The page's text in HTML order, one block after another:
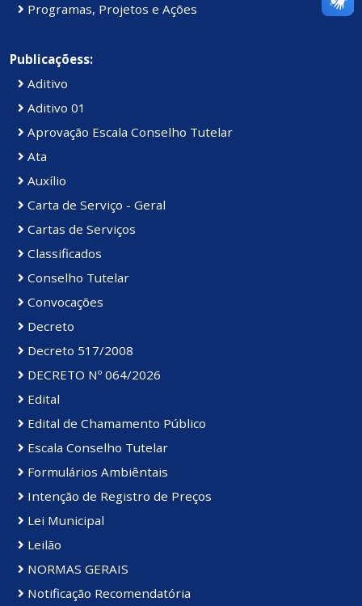
Programas, Projetos e Ações
Publicaçõess:
Aditivo
Aditivo 01
Aprovação Escala Conselho Tutelar
Ata
Auxílio
Carta de Serviço - Geral
Cartas de Serviços
Classificados
Conselho Tutelar
Convocações
Decreto
Decreto 517/2008
DECRETO Nº 064/2026
Edital
Edital de Chamamento Público
Escala Conselho Tutelar
Formulários Ambiêntais
Intenção de Registro de Preços
Lei Municipal
Leilão
NORMAS GERAIS
Notificação Recomendatória